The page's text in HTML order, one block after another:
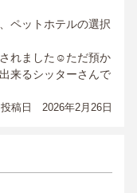
ペットホテルの選択
れました☺️ただ預か
来るシッターさんで
稿日 2026年2月26日